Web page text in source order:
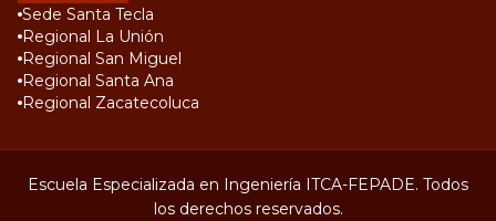
Sede Santa Tecla
Regional La Unión
Regional San Miguel
Regional Santa Ana
Regional Zacatecoluca
Escuela Especializada en Ingeniería ITCA-FEPADE. Todos
los derechos reservados.